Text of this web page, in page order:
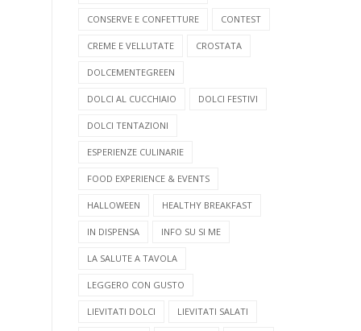
CONSERVE E CONFETTURE CONTEST
CREME E VELLUTATE CROSTATA
DOLCEMENTEGREEN
DOLCI AL CUCCHIAIO DOLCI FESTIVI
DOLCI TENTAZIONI
ESPERIENZE CULINARIE
FOOD EXPERIENCE & EVENTS
HALLOWEEN HEALTHY BREAKFAST
IN DISPENSA INFO SU SI ME
LA SALUTE A TAVOLA
LEGGERO CON GUSTO
LIEVITATI DOLCI LIEVITATI SALATI